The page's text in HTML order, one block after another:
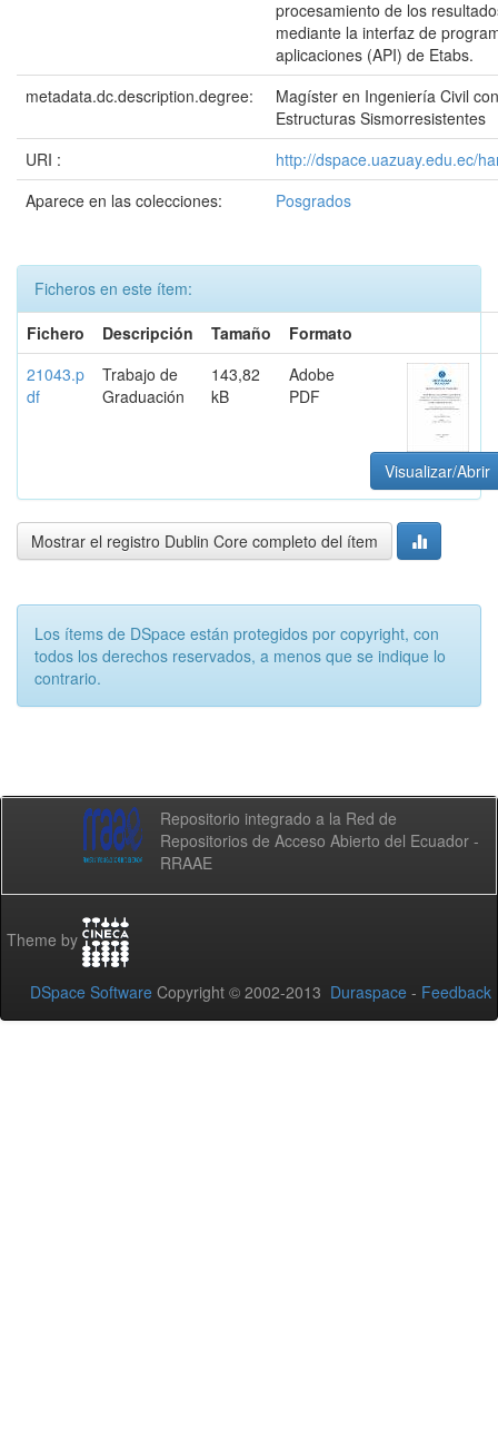
procesamiento de los
mediante la interfaz de
aplicaciones (API) de Etabs.
metadata.dc.description.degree:
Magíster en Ingeniería Civil
Estructuras Sismorresistentes
URI :
http://dspace.uazuay.edu.ec/
Aparece en las colecciones:
Posgrados
Ficheros en este ítem:
Fichero
Descripción Tamaño
Formato
21043.p
df
Trabajo de
Graduación
143,82
kB
Adobe
PDF
Visualizar/Abrir
Mostrar el registro Dublin Core completo del ítem
Los ítems de DSpace están protegidos por copyright, con
todos los derechos reservados, a menos que se indique lo
contrario.
Repositorio integrado a la Red de
Repositorios de Acceso Abierto del Ecuador -
RRAAE
Theme by
DSpace Software Copyright © 2002-2013 Duraspace - Feedback